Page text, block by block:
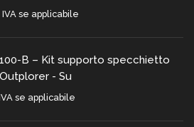
IVA se applicabile
B – Kit supporto specchietto
- Su
se applicabile